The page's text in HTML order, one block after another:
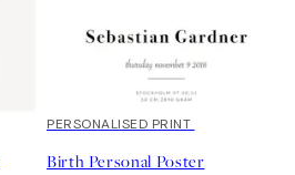
20%*
PERSONALISED PRINT
Birth Personal Poster